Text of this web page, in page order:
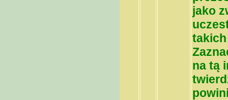
jako
takich
na tą